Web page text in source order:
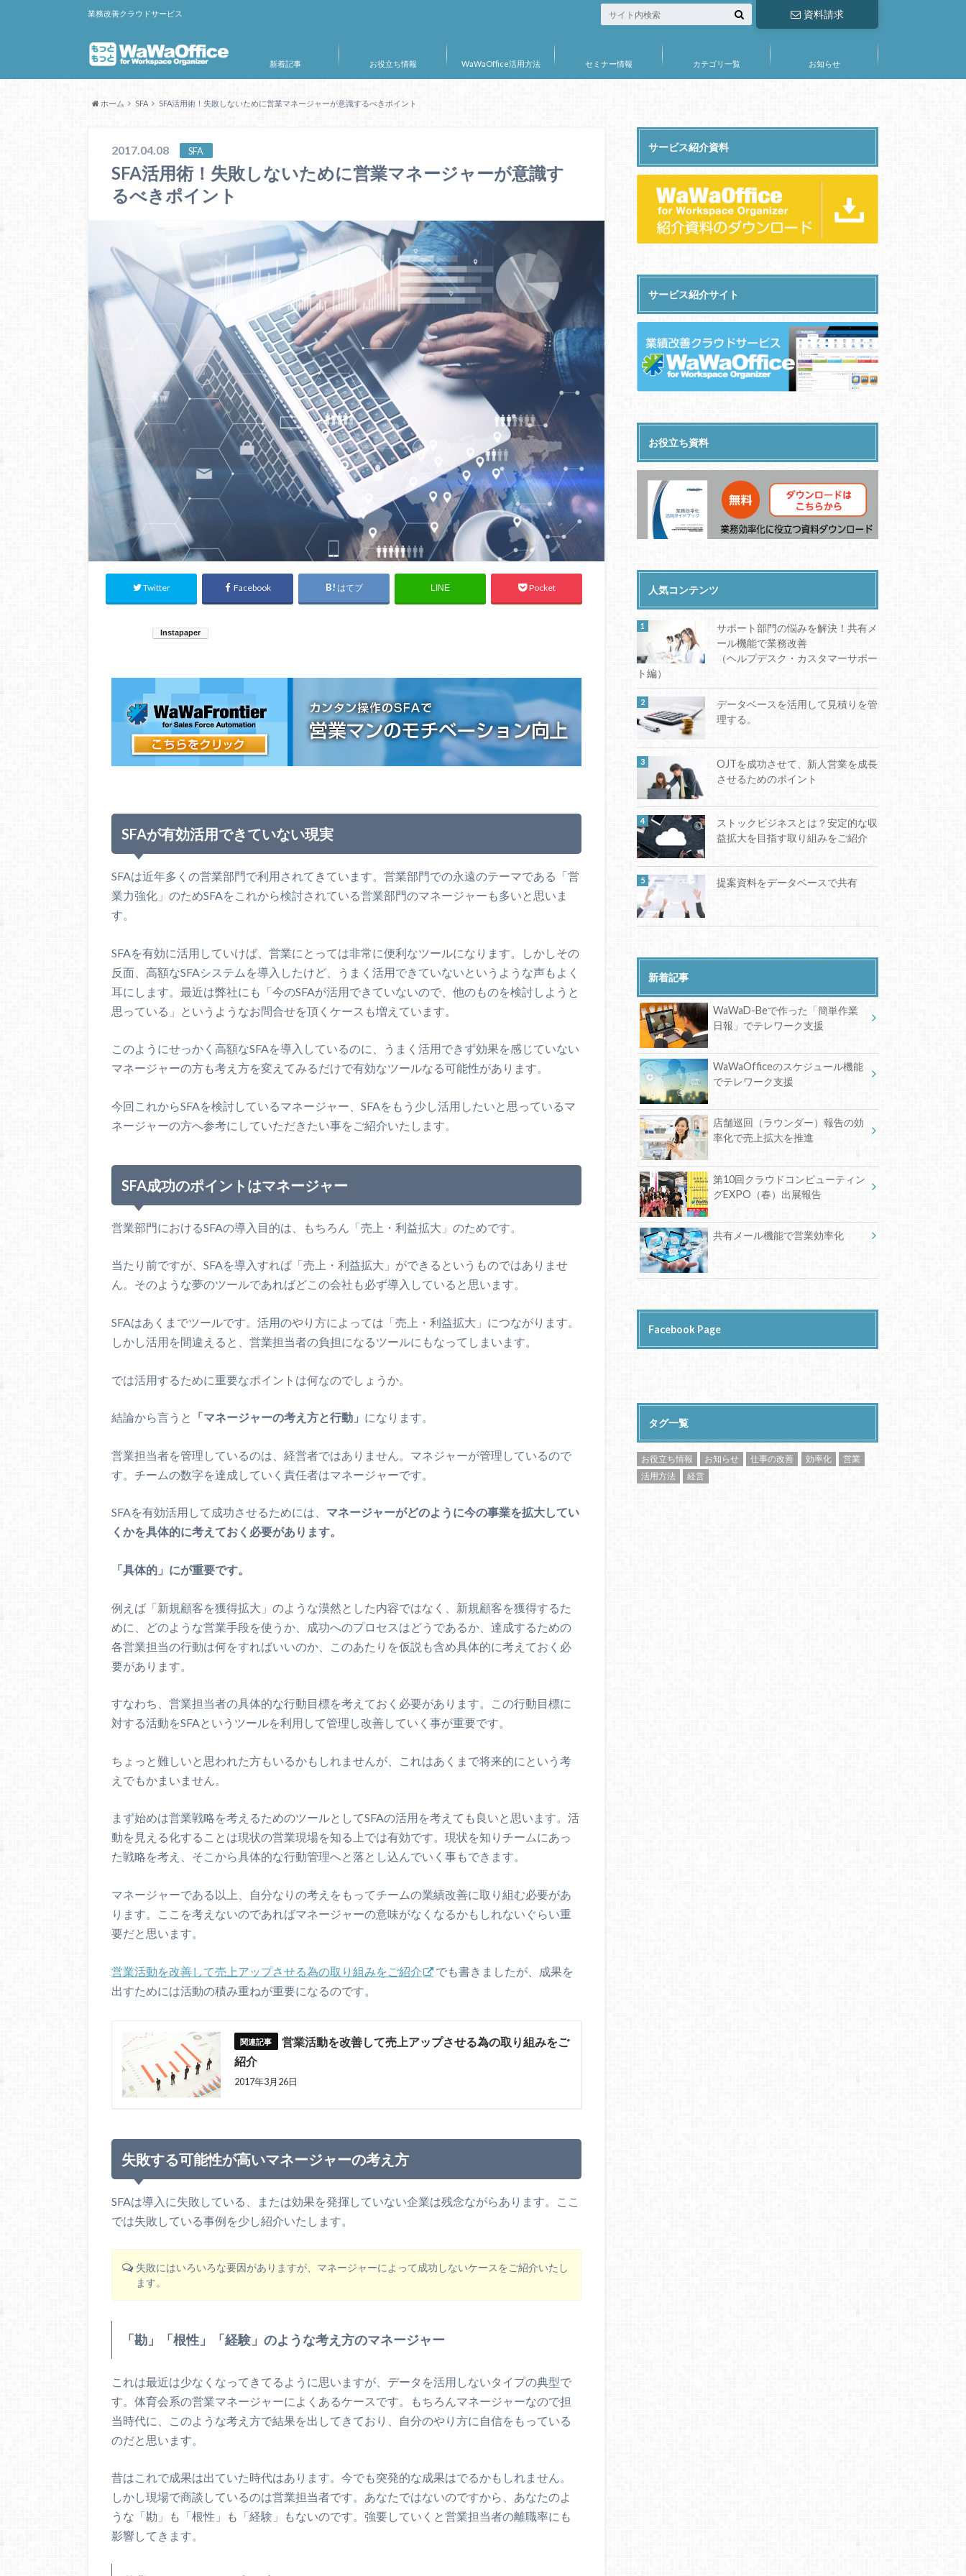
業務改善クラウドサービス 資料請求
新着記事 お役立ち情報 WaWaOffice活用方法 セミナー情報 カテゴリ一覧 お知らせ
ホーム SFA SFA活用術！失敗しないために営業マネージャーが意識するべきポイント
2017.04.08 SFA
SFA活用術！失敗しないために営業マネージャーが意識す
るべきポイント
Twitter Facebook はてブ LINE Pocket
SFAが有効活用できていない現実
SFAは近年多くの営業部門で利用されてきています。営業部門での永遠のテーマである「営
業力強化」のためSFAをこれから検討されている営業部門のマネージャーも多いと思いま
す。
SFAを有効に活用していけば、営業にとっては非常に便利なツールになります。しかしその
反面、高額なSFAシステムを導入したけど、うまく活用できていないというような声もよく
耳にします。最近は弊社にも「今のSFAが活用できていないので、他のものを検討しようと
思っている」というようなお問合せを頂くケースも増えています。
このようにせっかく高額なSFAを導入しているのに、うまく活用できず効果を感じていない
マネージャーの方も考え方を変えてみるだけで有効なツールなる可能性があります。
今回これからSFAを検討しているマネージャー、SFAをもう少し活用したいと思っているマ
ネージャーの方へ参考にしていただきたい事をご紹介いたします。
SFA成功のポイントはマネージャー
営業部門におけるSFAの導入目的は、もちろん「売上・利益拡大」のためです。
当たり前ですが、SFAを導入すれば「売上・利益拡大」ができるというものではありませ
ん。そのような夢のツールであればどこの会社も必ず導入していると思います。
SFAはあくまでツールです。活用のやり方によっては「売上・利益拡大」につながります。
しかし活用を間違えると、営業担当者の負担になるツールにもなってしまいます。
では活用するために重要なポイントは何なのでしょうか。
結論から言うと 「マネージャーの考え方と行動」 になります。
営業担当者を管理しているのは、経営者ではありません。マネジャーが管理しているので
す。チームの数字を達成していく責任者はマネージャーです。
SFAを有効活用して成功させるためには、 マネージャーがどのように今の事業を拡大してい
くかを具体的に考えておく必要があります。
「具体的」にが重要です。
例えば「新規顧客を獲得拡大」のような漠然とした内容ではなく、新規顧客を獲得するた
めに、どのような営業手段を使うか、成功へのプロセスはどうであるか、達成するための
各営業担当の行動は何をすればいいのか、このあたりを仮説も含め具体的に考えておく必
要があります。
すなわち、営業担当者の具体的な行動目標を考えておく必要があります。この行動目標に
対する活動をSFAというツールを利用して管理し改善していく事が重要です。
ちょっと難しいと思われた方もいるかもしれませんが、これはあくまで将来的にという考
えでもかまいません。
まず始めは営業戦略を考えるためのツールとしてSFAの活用を考えても良いと思います。活
動を見える化することは現状の営業現場を知る上では有効です。現状を知りチームにあっ
た戦略を考え、そこから具体的な行動管理へと落とし込んでいく事もできます。
マネージャーである以上、自分なりの考えをもってチームの業績改善に取り組む必要があ
ります。ここを考えないのであればマネージャーの意味がなくなるかもしれないぐらい重
要だと思います。
営業活動を改善して売上アップさせる為の取り組みをご紹介
でも書きましたが、成果を
出すためには活動の積み重ねが重要になるのです。
営業活動を改善して売上アップさせる為の取り組みをご
紹介
2017年3月26日
失敗する可能性が高いマネージャーの考え方
SFAは導入に失敗している、または効果を発揮していない企業は残念ながらあります。ここ
では失敗している事例を少し紹介いたします。
失敗にはいろいろな要因がありますが、マネージャーによって成功しないケースをご紹介いたし
ます。
「勘」「根性」「経験」のような考え方のマネージャー
これは最近は少なくなってきてるように思いますが、データを活用しないタイプの典型で
す。体育会系の営業マネージャーによくあるケースです。もちろんマネージャーなので担
当時代に、このような考え方で結果を出してきており、自分のやり方に自信をもっている
のだと思います。
昔はこれで成果は出ていた時代はあります。今でも突発的な成果はでるかもしれません。
しかし現場で商談しているのは営業担当者です。あなたではないのですから、あなたのよ
うな「勘」も「根性」も「経験」もないのです。強要していくと営業担当者の離職率にも
影響してきます。
サービス紹介資料
サービス紹介サイト
お役立ち資料
人気コンテンツ
サポート部門の悩みを解決！共有メ
ール機能で業務改善
（ヘルプデスク・カスタマーサポー
ト編）
データベースを活用して見積りを管
理する。
OJTを成功させて、新人営業を成長
させるためのポイント
ストックビジネスとは？安定的な収
益拡大を目指す取り組みをご紹介
提案資料をデータベースで共有
新着記事
WaWaD-Beで作った「簡単作業
日報」でテレワーク支援
WaWaOfficeのスケジュール機能
でテレワーク支援
店舗巡回（ラウンダー）報告の効
率化で売上拡大を推進
第10回クラウドコンピューティン
グEXPO（春）出展報告
共有メール機能で営業効率化
Facebook Page
タグ一覧
お役立ち情報 お知らせ 仕事の改善 効率化
営業
活用方法
経営